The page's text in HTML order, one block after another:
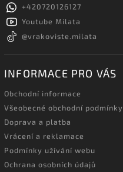
+420720126127
Youtube Milata
@vrakoviste.milata
INFORMACE PRO VÁS
Obchodní informace
Všeobecné obchodní podmínky
Doprava a platba
Vrácení a reklamace
Podmínky užívání webu
Ochrana osobních údajů